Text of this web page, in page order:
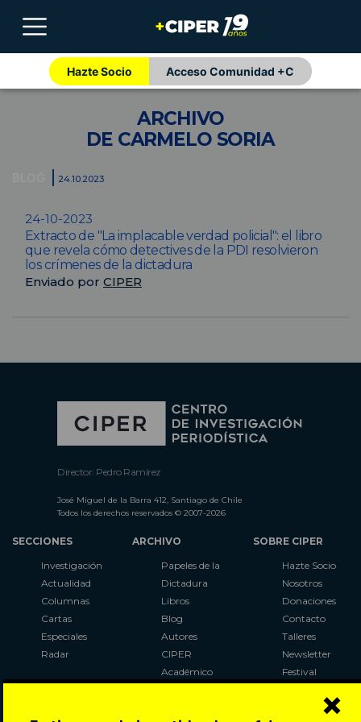
×
Hazte Socio Acceso Comunidad +C
ARCHIVO
DE CARMELO SORIA
24.10.2023
24-10-2023
Extracto de "La implacable verdad policial": el libro
que revela cómo detectives de la PDI resolvieron
los crímenes de la dictadura
Enviado por CIPER
Director: Pedro Ramírez
José Miguel de la Barra 412, Santiago de Chile
Todos los derechos reservados © 2007-2026
SECCIONES
Investigación
Actualidad
Columnas
Cartas
Especiales
Radar
ARCHIVO
Papeles de la
Dictadura
Libros
Blog
Autores
CIPER
Académico
SOBRE CIPER
Hazte Socio
Nosotros
Donaciones
Contacto
Talleres
Newsletter
Festival